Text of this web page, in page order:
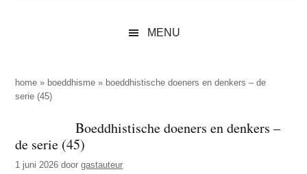
p
d
z
e
i
n
n
d
MENU
home » boeddhisme » boeddhistische doeners en denkers – de
serie (45)
Boeddhistische doeners en denkers –
de serie (45)
1 juni 2026 doorgastauteur